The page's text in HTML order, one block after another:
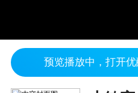
预览播放中，打开